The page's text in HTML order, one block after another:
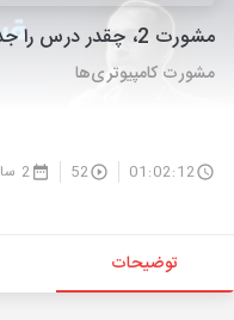
مشورت 2، چقدر درس را جدی بگیریم؟
مشورت کامپیوتری‌ها
01:02:12
52 2 سال پیش
توضیحات